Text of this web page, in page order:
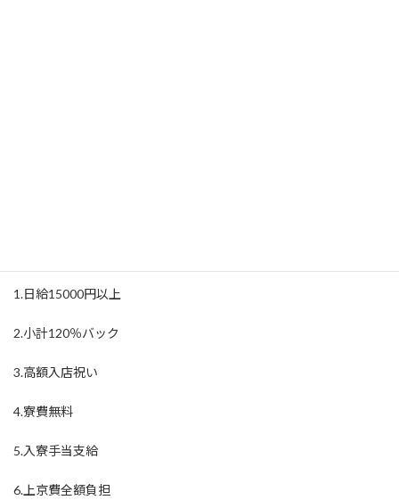
1.日給15000円以上
2.小計120％バック
3.高額入店祝い
4.寮費無料
5.入寮手当支給
6.上京費全額負担